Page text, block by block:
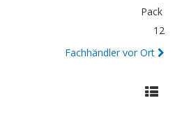
Pack
12
Fachhändler vor Ort